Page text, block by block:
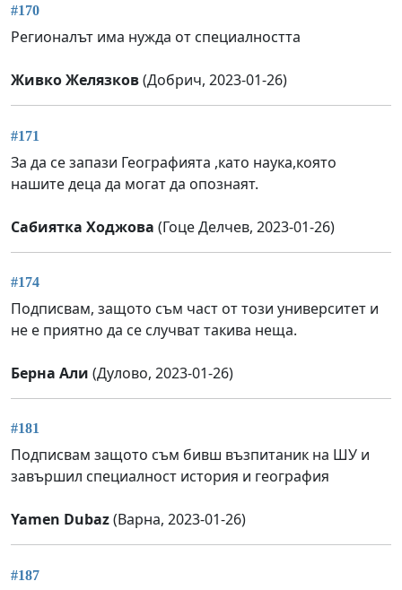
#170
Регионалът има нужда от специалността
Живко Желязков(Добрич, 2023-01-26)
#171
За да се запази Географията ,като наука,която
нашите деца да могат да опознаят.
Сабиятка Ходжова (Гоце Делчев, 2023-01-26)
#174
Подписвам, защото съм част от този университет и
не е приятно да се случват такива неща.
Берна Али (Дулово, 2023-01-26)
#181
Подписвам защото съм бивш възпитаник на ШУ и
завършил специалност история и география
Yamen Dubaz(Варна, 2023-01-26)
#187